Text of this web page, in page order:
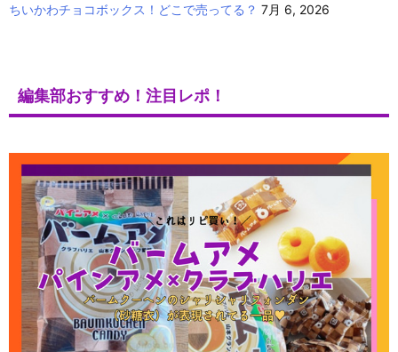
ちいかわチョコボックス！どこで売ってる？ 7月 6, 2026
編集部おすすめ！注目レポ！